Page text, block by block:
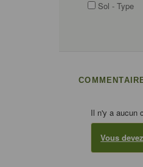
Sol - Type
Il n'y a aucun
Vous